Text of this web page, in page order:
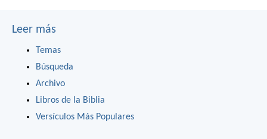
Leer más
Temas
Búsqueda
Archivo
Libros de la Biblia
Versículos Más Populares